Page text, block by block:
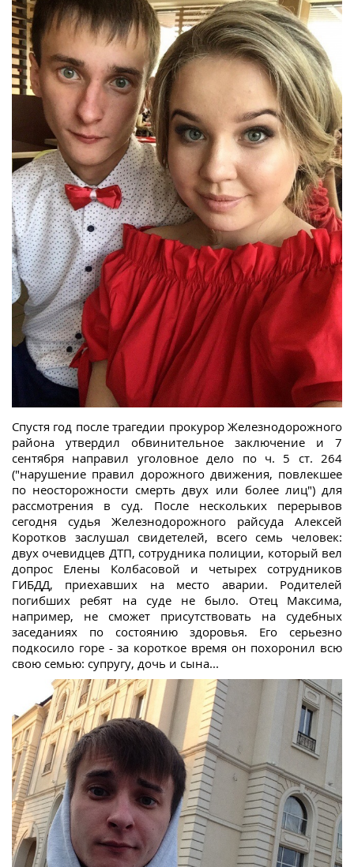
Спустя год после трагедии прокурор Железнодорожного
района утвердил обвинительное заключение и 7
сентября направил уголовное дело по ч. 5 ст. 264
("нарушение правил дорожного движения, повлекшее
по неосторожности смерть двух или более лиц") для
рассмотрения в суд. После нескольких перерывов
сегодня судья Железнодорожного райсуда Алексей
Коротков заслушал свидетелей, всего семь человек:
двух очевидцев ДТП, сотрудника полиции, который вел
допрос Елены Колбасовой и четырех сотрудников
ГИБДД, приехавших на место аварии. Родителей
погибших ребят на суде не было. Отец Максима,
например, не сможет присутствовать на судебных
заседаниях по состоянию здоровья. Его серьезно
подкосило горе - за короткое время он похоронил всю
свою семью: супругу, дочь и сына...